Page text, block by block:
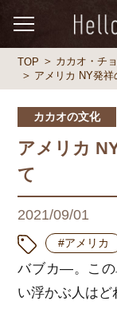
TOP
カカオ・チ
アメリカ NY発
カカオの文化
アメリカ
て
2021/09/01
#アメリカ
バブカ―。この
い浮かぶ人はど